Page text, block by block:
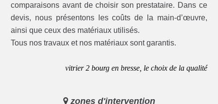
comparaisons avant de choisir son prestataire. Dans ce
devis, nous présentons les coûts de la main-d’œuvre,
ainsi que ceux des matériaux utilisés.
Tous nos travaux et nos matériaux sont garantis.
vitrier 2 bourg en bresse, le choix de la qualité
zones d'intervention